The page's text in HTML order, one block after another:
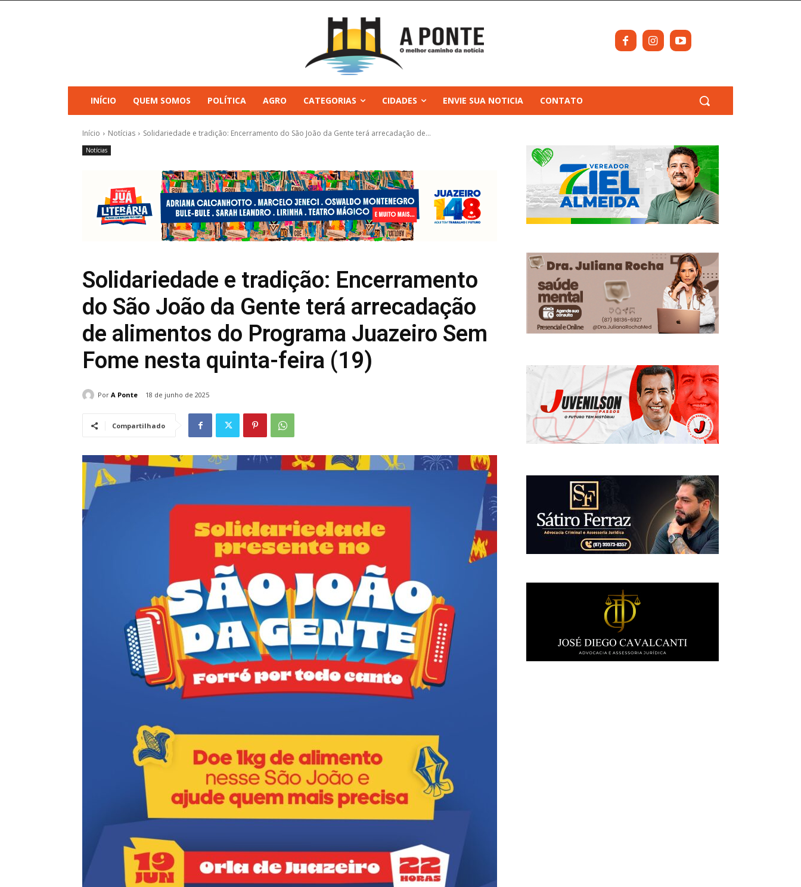
INÍCIO QUEM SOMOS POLÍTICA AGRO CATEGORIAS CIDADES ENVIE SUA NOTICIA CONTATO
Início Notícias Solidariedade e tradição: Encerramento do São João da Gente terá arrecadação de...
Notícias
Solidariedade e tradição: Encerramento
do São João da Gente terá arrecadação
de alimentos do Programa Juazeiro Sem
Fome nesta quinta-feira (19)
Por A Ponte 18 de junho de 2025
Compartilhado